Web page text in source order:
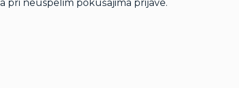
pri neuspelim pokušajima prijave.